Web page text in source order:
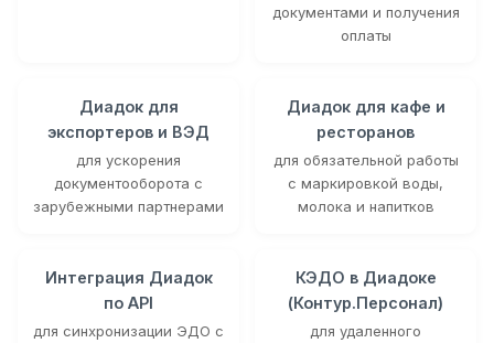
документами и получения
оплаты
Диадок для
экспортеров и ВЭД
для ускорения
документооборота с
зарубежными партнерами
Диадок для кафе и
ресторанов
для обязательной работы
с маркировкой воды,
молока и напитков
Интеграция Диадок
по API
для синхронизации ЭДО с
КЭДО в Диадоке
(Контур.Персонал)
для удаленного